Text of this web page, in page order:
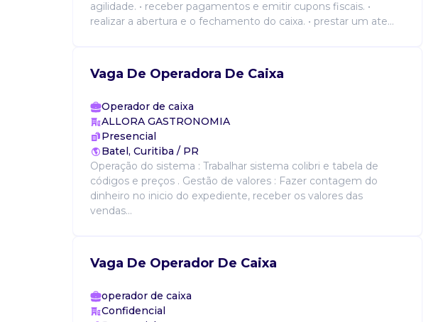
agilidade. • receber pagamentos e emitir cupons fiscais. •
realizar a abertura e o fechamento do caixa. • prestar um ate...
Vaga De Operadora De Caixa
Operador de caixa
ALLORA GASTRONOMIA
Presencial
Batel, Curitiba / PR
Operação do sistema : Trabalhar sistema colibri e tabela de
códigos e preços . Gestão de valores : Fazer contagem do
dinheiro no inicio do expediente, receber os valores das
vendas...
Vaga De Operador De Caixa
operador de caixa
Confidencial